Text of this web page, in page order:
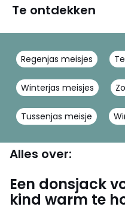
Te ontdekken
Regenjas meisjes
Winterjas meisjes
Tussenjas meisje
Alles over:
Een donsjack
kind warm te